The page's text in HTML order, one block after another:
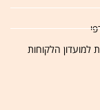
למועדון הלקוחות